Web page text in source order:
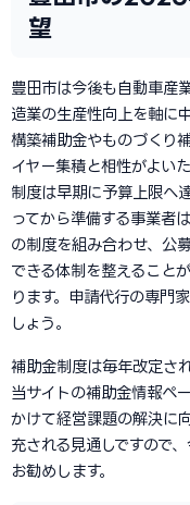
望
豊田市は今後も自動車産
造業の生産性向上を軸に
構築補助金やものづくり
イヤー集積と相性がよい
制度は早期に予算上限へ
ってから準備する事業者
の制度を組み合わせ、公
できる体制を整えること
ります。申請代行の専門
しょう。
補助金制度は毎年改定さ
当サイトの補助金情報
かけて経営課題の解決に
充される見通しですので
お勧めします。